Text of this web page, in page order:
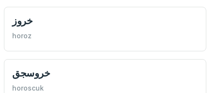
خروز
horoz
خروسجق
horoscuk